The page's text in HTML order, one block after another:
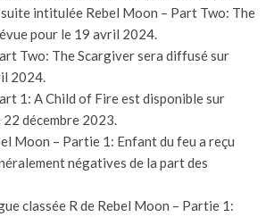
intitulée Rebel Moon – Part Two: The
pour le 19 avril 2024.
Two: The Scargiver sera diffusé sur
2024.
1: A Child of Fire est disponible sur
décembre 2023.
Moon – Partie 1: Enfant du feu a reçu
négatives de la part des
classée R de Rebel Moon – Partie 1: